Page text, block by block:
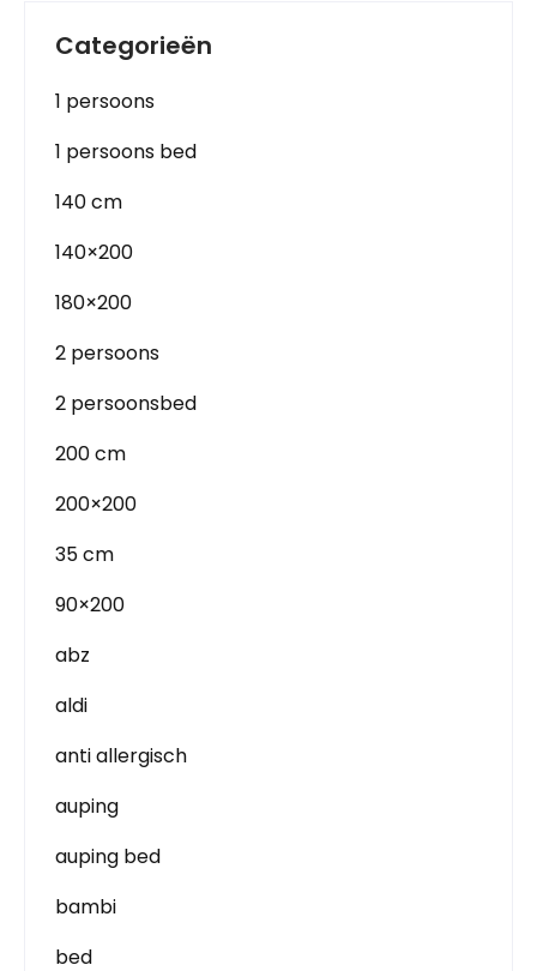
Categorieën
1 persoons
1 persoons bed
140 cm
140×200
180×200
2 persoons
2 persoonsbed
200 cm
200×200
35 cm
90×200
abz
aldi
anti allergisch
auping
auping bed
bambi
bed